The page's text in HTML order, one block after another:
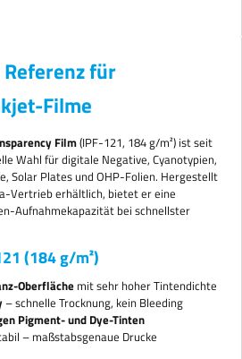
für
Filme
Film(IPF-121, 184 g/m²) ist seit
Wahl für digitale Negative, Cyanotypien,
Solar Plates und OHP-Folien. Hergestellt
Vertrieb erhältlich, bietet er eine
Aufnahmekapazität bei schnellster
(184 g/m²)
Oberflächemit sehr hoher Tintendichte
– schnelle Trocknung, kein Bleeding
Pigment- und Dye-Tinten
– maßstabsgenaue Drucke